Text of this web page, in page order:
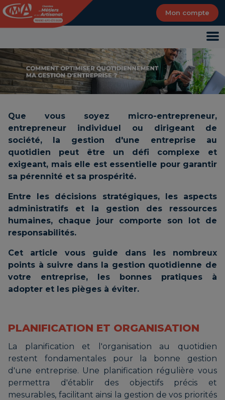
Mon compte
Que vous soyez micro-entrepreneur,
entrepreneur individuel ou dirigeant de
société, la gestion d'une entreprise au
quotidien peut être un défi complexe et
exigeant, mais elle est essentielle pour garantir
sa pérennité et sa prospérité.
Entre les décisions stratégiques, les aspects
administratifs et la gestion des ressources
humaines, chaque jour comporte son lot de
responsabilités.
Cet article vous guide dans les nombreux
points à suivre dans la gestion quotidienne de
votre entreprise, les bonnes pratiques à
adopter et les pièges à éviter.
PLANIFICATION ET ORGANISATION
La planification et l'organisation au quotidien
restent fondamentales pour la bonne gestion
d'une entreprise. Une planification régulière vous
permettra d'établir des objectifs précis et
mesurables, facilitant ainsi la gestion de vos priorités
Panneau de gestion des cookies